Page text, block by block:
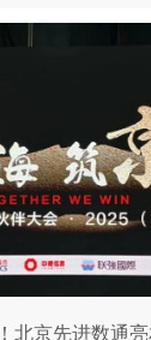
北京先进数通